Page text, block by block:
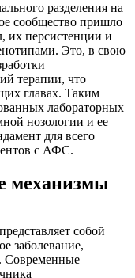
разделения на
сообщество пришло
их персистенции и
Это, в свою
терапии, что
главах. Таким
лабораторных
нозологии и ее
для всего
с АФС.
механизмы
собой
заболевание,
Современные